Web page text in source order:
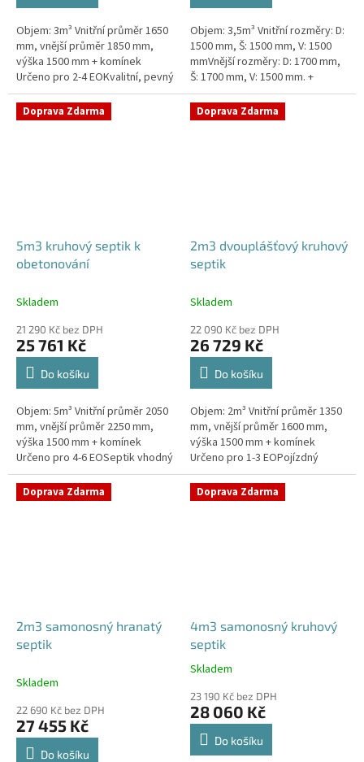
Objem: 3m³ Vnitřní průměr 1650
mm, vnější průměr 1850 mm,
výška 1500 mm + komínek
Určeno pro 2-4 EOKvalitní, pevný
septik bez potřeby
obetonováníPrůměr a pozici
přítoku a...
Objem: 3,5m³ Vnitřní rozměry: D:
1500 mm, Š: 1500 mm, V: 1500
mmVnější rozměry: D: 1700 mm,
Š: 1700 mm, V: 1500 mm. +
komínek Určeno pro 2-4
EOSeptik vhodný pod parkovací
stání,...
Doprava Zdarma
5m3 kruhový septik k
obetonování
Skladem
21 290 Kč bez DPH
25 761 Kč
Do košíku
Objem: 5m³ Vnitřní průměr 2050
mm, vnější průměr 2250 mm,
výška 1500 mm + komínek
Určeno pro 4-6 EOSeptik vhodný
pod parkovací stání,
komunikace a do jílovité
zeminyPrůměr...
Doprava Zdarma
2m3 dvouplášťový kruhový
septik
Skladem
22 090 Kč bez DPH
26 729 Kč
Do košíku
Objem: 2m³ Vnitřní průměr 1350
mm, vnější průměr 1600 mm,
výška 1500 mm + komínek
Určeno pro 1-3 EOPojízdný
septik vhodný do míst s
vysokou hladinou spodní
vodyPrůměr a pozici...
Doprava Zdarma
2m3 samonosný hranatý
septik
Skladem
22 690 Kč bez DPH
27 455 Kč
Do košíku
Doprava Zdarma
4m3 samonosný kruhový
septik
Průměrné
produktu
je
4,3
Skladem
23 190 Kč bez DPH
28 060 Kč
Do košíku